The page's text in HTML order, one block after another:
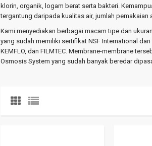
klorin, organik, logam berat serta bakteri.
tergantung daripada kualitas air, jumlah pemakaian
Kami menyediakan berbagai macam tipe dan
yang sudah memiliki sertifikat NSF International dari
KEMFLO, dan FILMTEC. Membrane-membrane
Osmosis System yang sudah banyak beredar